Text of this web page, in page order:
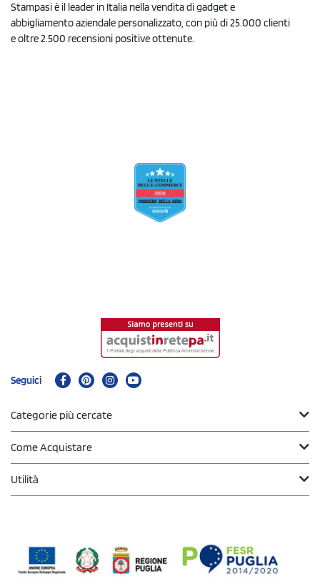
Stampasi è il leader in Italia nella vendita di gadget e
abbigliamento aziendale personalizzato, con più di 25.000 clienti
e oltre 2.500 recensioni positive ottenute.
Seguici
Categorie più cercate
Come Acquistare
Utilità